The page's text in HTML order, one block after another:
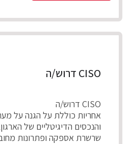
CISO דרוש/ה
CISO דרוש/ה
אחריות כוללת על הגנה על
והנכסים הדיגיטליים של
שרשרת אספקה ופתרונות